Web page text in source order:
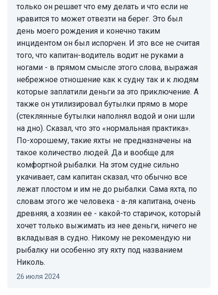
только он решает что ему делать и что если не
нравится то может отвезти на берег. Это был
день моего рождения и конечно таким
инцидентом он был испорчен. И это все не считая
того, что капитан-водитель водит не руками а
ногами - в прямом смысле этого слова, выражая
небрежное отношение как к судну так и к людям
которые заплатили деньги за это приключение. А
также он утилизировал бутылки прямо в море
(стеклянные бутылки наполнял водой и они шли
на дно). Сказал, что это «нормальная практика».
По-хорошему, такие яхты не предназначены на
такое количество людей. Да и вообще для
комфортной рыбалки. На этом судне сильно
укачивает, сам капитан сказал, что обычно все
лежат плостом и им не до рыбалки. Сама яхта, по
словам этого же человека - а-ля капитана, очень
древняя, а хозяин ее - какой-то старичок, который
хочет только выжимать из нее деньги, ничего не
вкладывая в судно. Никому не рекомендую ни
рыбалку ни особенно эту яхту под названием
Николь.
26 июля 2024